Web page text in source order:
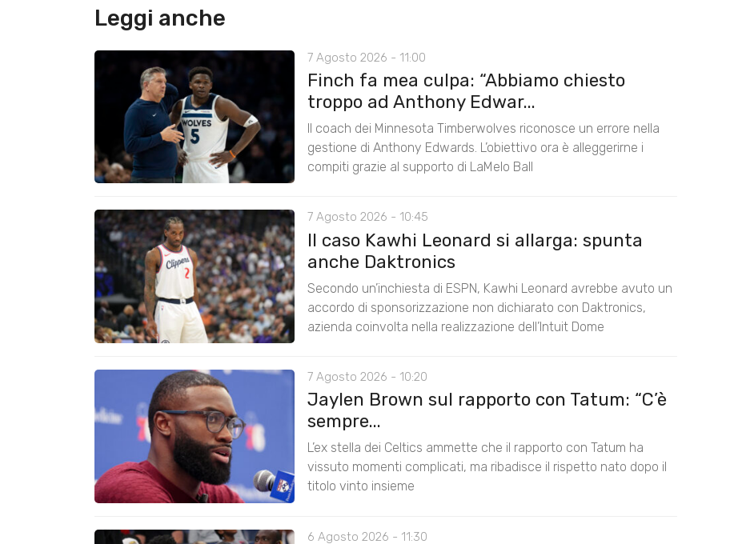
Leggi anche
7 Agosto 2026 - 11:00
Finch fa mea culpa: “Abbiamo chiesto
troppo ad Anthony Edwar...
Il coach dei Minnesota Timberwolves riconosce un errore nella
gestione di Anthony Edwards. L’obiettivo ora è alleggerirne i
compiti grazie al supporto di LaMelo Ball
7 Agosto 2026 - 10:45
Il caso Kawhi Leonard si allarga: spunta
anche Daktronics
Secondo un’inchiesta di ESPN, Kawhi Leonard avrebbe avuto un
accordo di sponsorizzazione non dichiarato con Daktronics,
azienda coinvolta nella realizzazione dell’Intuit Dome
7 Agosto 2026 - 10:20
Jaylen Brown sul rapporto con Tatum: “C’è
sempre...
L’ex stella dei Celtics ammette che il rapporto con Tatum ha
vissuto momenti complicati, ma ribadisce il rispetto nato dopo il
titolo vinto insieme
6 Agosto 2026 - 11:30